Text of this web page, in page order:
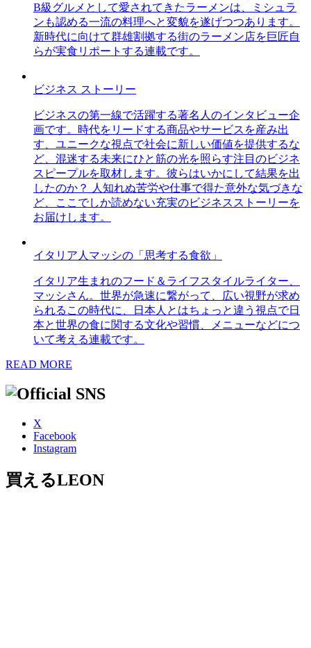
B級グルメとして愛されてきたラーメンは、ミシュラ
ンも認める一流の料理へと変貌を遂げつつあります。
新時代に向けて群雄割拠する街のラーメン店を巨匠自
らが実食リポートする連載です。
ビジネス ストーリー
ビジネスの第一線で活躍する著名人のインタビュー企
画です。時代をリードする商品やサービスを産み出
す、ユニークな視点で社会に新しい価値を提供するな
ど、混迷する未来にひと筋の光を照らす注目のビジネ
スピープルを取材します。彼らはいかにして結果を出
したのか？ 人知れぬ苦労や仕事で得た意外な気づきな
ど、ここでしか読めない充実のビジネスストーリーを
お届けします。
イタリア人マッシの「思考する食欲」
イタリア生まれのフード＆ライフスタイルライター、
マッシさん。世界が急速に繋がって、広い視野が求め
られるこの時代に、日本人とはちょっと違う視点で日
本と世界の食に関する文化や習慣、メニューなどにつ
いて考える連載です。
READ MORE
X
Facebook
Instagram
買えるLEON